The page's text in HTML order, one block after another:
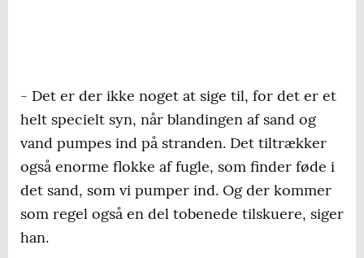
- Det er der ikke noget at sige til, for det er et
helt specielt syn, når blandingen af sand og
vand pumpes ind på stranden. Det tiltrækker
også enorme flokke af fugle, som finder føde i
det sand, som vi pumper ind. Og der kommer
som regel også en del tobenede tilskuere, siger
han.